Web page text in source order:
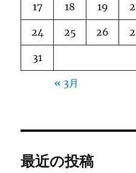
17 18 19
24 25 26
31
« 3月
最近の投稿